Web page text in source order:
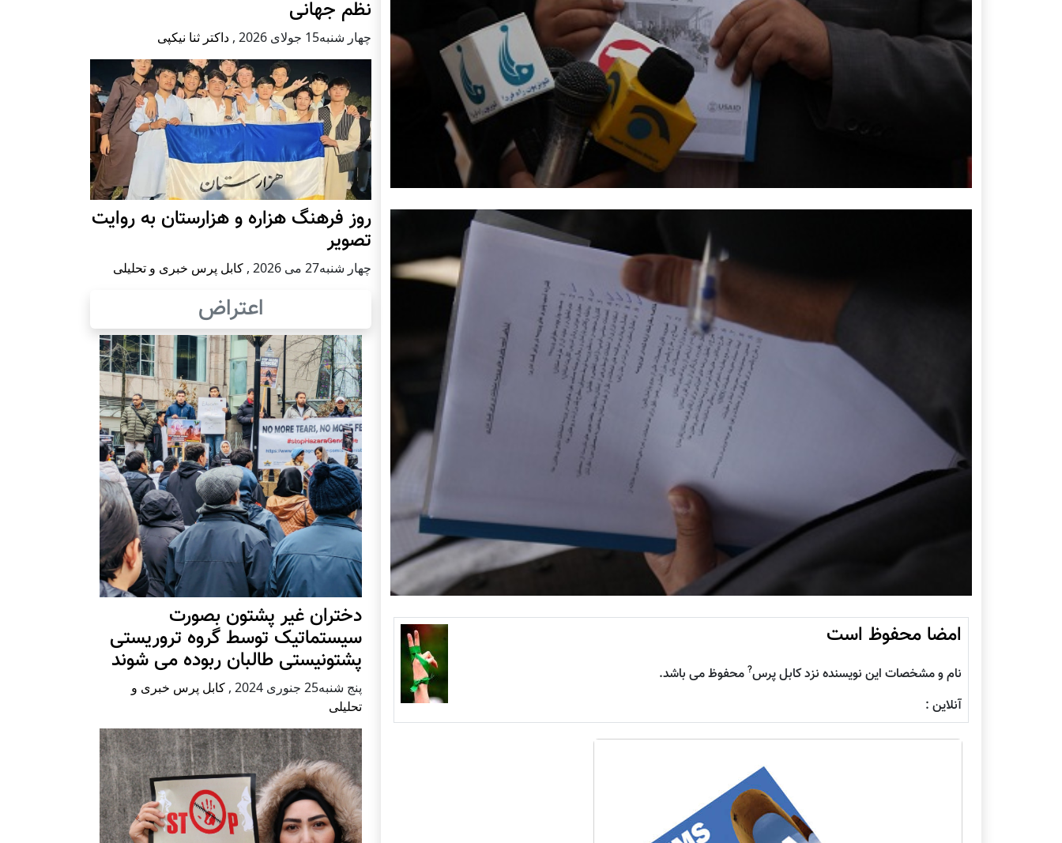
امضا محفوظ است
نام و مشخصات این نویسنده نزد کابل پرس? محفوظ می باشد.
آنلاین :
نظم جهانی
چهار شنبه15 جولای 2026 , داکتر ثنا نیکپی
روز فرهنگ هزاره و هزارستان به روایت
تصویر
چهار شنبه27 می 2026 , کابل پرس خبری و تحلیلی
اعتراض
دختران غیر پشتون بصورت
سیستماتیک توسط گروه تروریستی
پشتونیستی طالبان ربوده می شوند
پنج شنبه25 جنوری 2024 , کابل پرس خبری و
تحلیلی